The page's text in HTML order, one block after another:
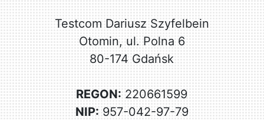
Testcom Dariusz Szyfelbein
Otomin, ul. Polna 6
80-174 Gdańsk
REGON: 220661599
NIP: 957-042-97-79